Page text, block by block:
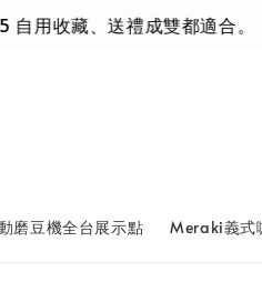
、送禮成雙都適合。 現在
磨豆機全台展示點 Meraki義式